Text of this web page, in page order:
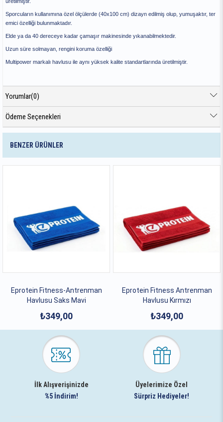
Sporcuların kullanımına özel ölçülerde (40x100 cm) dizayn edilmiş olup, yumuşaktır, ter
emici özelliği bulunmaktadır.
Elde ya da 40 dereceye kadar çamaşır makinesinde yıkanabilmektedir.
Uzun süre solmayan, rengini koruma özelliği
Multipower markalı havlusu ile aynı yüksek kalite standartlarında üretilmiştir.
Yorumlar(0)
Ödeme Seçenekleri
BENZER ÜRÜNLER
Eprotein Fitness-Antrenman
Havlusu Saks Mavi
₺349,00
Eprotein Fitness Antrenman
Havlusu Kırmızı
₺349,00
İlk Alışverişinizde
%5 İndirim!
Üyelerimize Özel
Sürpriz Hediyeler!